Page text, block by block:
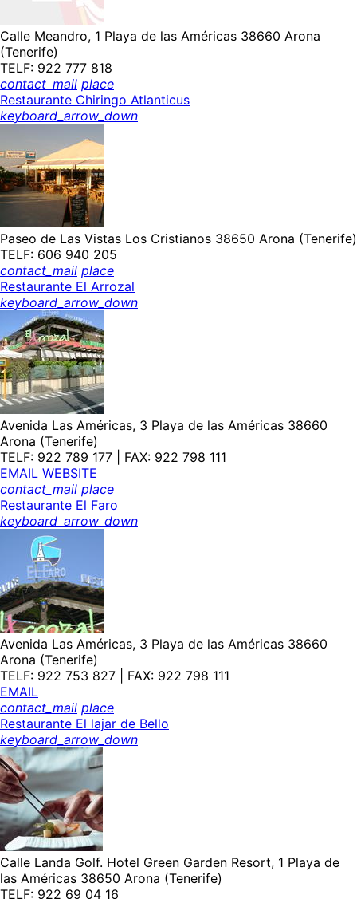
Calle Meandro, 1 Playa de las Américas 38660 Arona
(Tenerife)
TELF: 922 777 818
contact_mail place
Restaurante Chiringo Atlanticus
keyboard_arrow_down
Paseo de Las Vistas Los Cristianos 38650 Arona (Tenerife)
TELF: 606 940 205
contact_mail place
Restaurante El Arrozal
keyboard_arrow_down
Avenida Las Américas, 3 Playa de las Américas 38660
Arona (Tenerife)
TELF: 922 789 177 | FAX: 922 798 111
EMAIL WEBSITE
contact_mail place
Restaurante El Faro
keyboard_arrow_down
Avenida Las Américas, 3 Playa de las Américas 38660
Arona (Tenerife)
TELF: 922 753 827 | FAX: 922 798 111
EMAIL
contact_mail place
Restaurante El lajar de Bello
keyboard_arrow_down
Calle Landa Golf. Hotel Green Garden Resort, 1 Playa de
las Américas 38650 Arona (Tenerife)
TELF: 922 69 04 16